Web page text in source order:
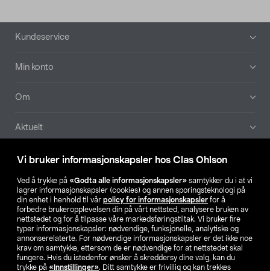
Vi bruker informasjonskapsler hos Clas Ohlson
Ved å trykke på «Godta alle informasjonskapsler» samtykker du i at vi
lagrer informasjonskapsler (cookies) og annen sporingsteknologi på
din enhet i henhold til vår policy for informasjonskapsler for å
forbedre brukeropplevelsen din på vårt nettsted, analysere bruken av
nettstedet og for å tilpasse våre markedsføringstiltak. Vi bruker fire
typer informasjonskapsler: nødvendige, funksjonelle, analytiske og
annonserelaterte. For nødvendige informasjonskapsler er det ikke noe
krav om samtykke, ettersom de er nødvendige for at nettstedet skal
fungere. Hvis du istedenfor ønsker å skreddersy dine valg, kan du
trykke på «Innstillinger». Ditt samtykke er frivillig og kan trekkes
Bunntekst
Kundeservice
Min konto
Om
Aktuelt
Våre selskaper
Finn din butikk
SE NO FI